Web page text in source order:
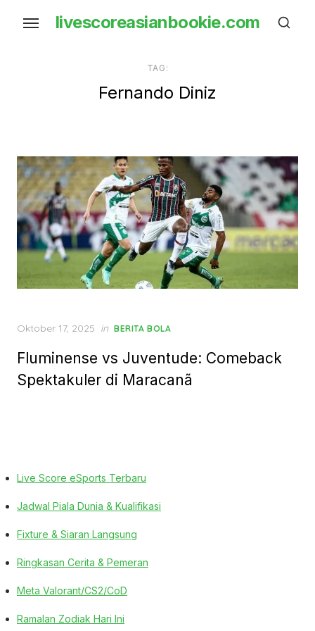
livescoreasianbookie.com
TAG:
Fernando Diniz
Posted
Oktober 17, 2025 in BERITA BOLA
Fluminense vs Juventude: Comeback
Spektakuler di Maracanã
Live Score eSports Terbaru
Jadwal Piala Dunia & Kualifikasi
Fixture & Siaran Langsung
Ringkasan Cerita & Pemeran
Meta Valorant/CS2/CoD
Ramalan Zodiak Hari Ini